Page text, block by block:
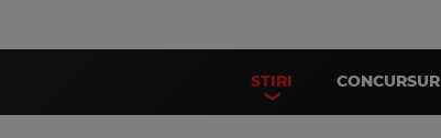
STIRI CONCURSURI